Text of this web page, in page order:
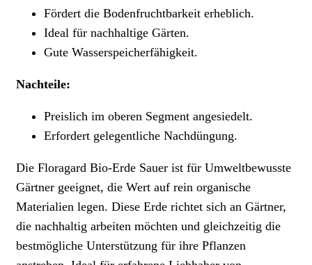
Fördert die Bodenfruchtbarkeit erheblich.
Ideal für nachhaltige Gärten.
Gute Wasserspeicherfähigkeit.
Nachteile:
Preislich im oberen Segment angesiedelt.
Erfordert gelegentliche Nachdüngung.
Die Floragard Bio-Erde Sauer ist für Umweltbewusste
Gärtner geeignet, die Wert auf rein organische
Materialien legen. Diese Erde richtet sich an Gärtner,
die nachhaltig arbeiten möchten und gleichzeitig die
bestmögliche Unterstützung für ihre Pflanzen